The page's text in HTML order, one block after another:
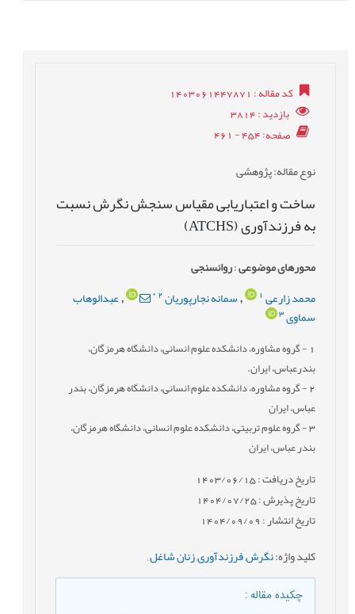
کد مقاله: 1403061447871
بازدید: 3814
صفحه: 454 - 461
نوع مقاله: پژوهشی
ساخت و اعتباریابی مقیاس سنجش نگرش نسبت
به فرزند‌آوری (ATCHS)
محورهای موضوعی:روانسنجی
محمد زارعی
,سمانه نجارپوریان 2
*
,عبدالوهاب
سماوی 3
- گروه مشاوره، دانشکده علوم انسانی، دانشگاه هرمزگان،
بندرعباس، ایران.
2- گروه مشاوره، دانشکده علوم انسانی، دانشگاه هرمزگان، بندر
عباس، ایران
3- گروه علوم تربیتی، دانشکده علوم انسانی، دانشگاه هرمزگان،
بندر عباس، ایران
تاریخ دریافت : 1403/06/15
تاریخ پذیرش : 1404/07/25
تاریخ انتشار : 1404/09/09
کلید واژه:نگرش,فرزندآوری‌,زنان شاغل,
چکیده مقاله: